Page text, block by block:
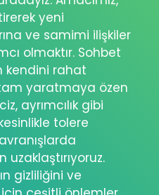
yeni
ve samimi ilişkiler
olmaktır. Sohbet
kendini rahat
yaratmaya özen
ayrımcılık gibi
tolere
gizliliğini ve